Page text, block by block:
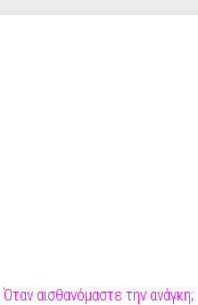
Όταν αισθανόμαστε την ανάγκη;